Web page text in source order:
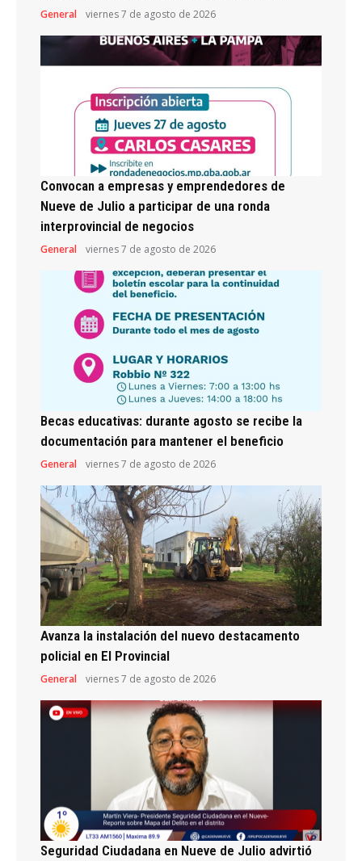
General viernes 7 de agosto de 2026
Convocan a empresas y emprendedores de
Nueve de Julio a participar de una ronda
interprovincial de negocios
General viernes 7 de agosto de 2026
Becas educativas: durante agosto se recibe la
documentación para mantener el beneficio
General viernes 7 de agosto de 2026
Avanza la instalación del nuevo destacamento
policial en El Provincial
General viernes 7 de agosto de 2026
Seguridad Ciudadana en Nueve de Julio advirtió